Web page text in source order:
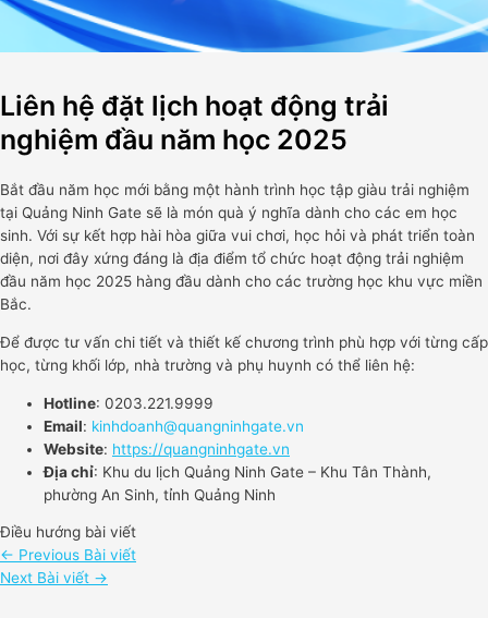
Liên hệ đặt lịch hoạt động trải
nghiệm đầu năm học 2025
Bắt đầu năm học mới bằng một hành trình học tập giàu trải nghiệm
tại Quảng Ninh Gate sẽ là món quà ý nghĩa dành cho các em học
sinh. Với sự kết hợp hài hòa giữa vui chơi, học hỏi và phát triển toàn
diện, nơi đây xứng đáng là địa điểm tổ chức hoạt động trải nghiệm
đầu năm học 2025 hàng đầu dành cho các trường học khu vực miền
Bắc.
Để được tư vấn chi tiết và thiết kế chương trình phù hợp với từng cấp
học, từng khối lớp, nhà trường và phụ huynh có thể liên hệ:
Hotline: 0203.221.9999
Email: kinhdoanh@quangninhgate.vn
Website: https://quangninhgate.vn
Địa chỉ: Khu du lịch Quảng Ninh Gate – Khu Tân Thành,
phường An Sinh, tỉnh Quảng Ninh
Điều hướng bài viết
← Previous Bài viết
Next Bài viết →